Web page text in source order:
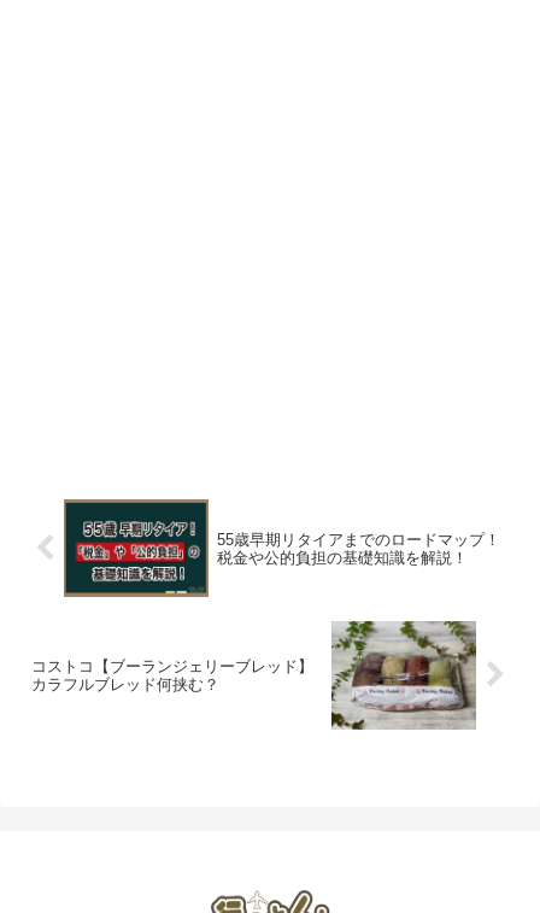
55歳早期リタイアまでのロードマップ！
税金や公的負担の基礎知識を解説！
コストコ【ブーランジェリーブレッド】
カラフルブレッド何挟む？